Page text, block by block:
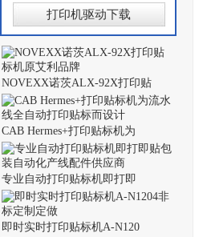
打印机驱动下载
NOVEXX诺茨ALX-92X打印贴
CAB Hermes+打印贴标机为
专业自动打印贴标机即打即
即时实时打印贴标机A-N120